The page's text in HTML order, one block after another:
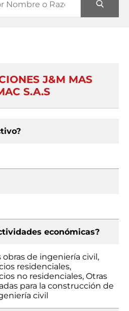
J&M MAS
S.A.S
económicas?
de ingeniería civil,
residenciales,
no residenciales, Otras
para la construcción de
civil